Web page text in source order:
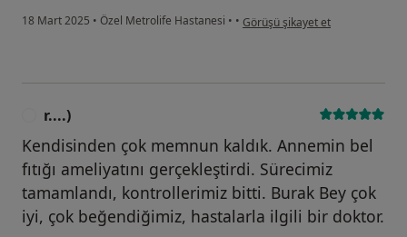
18 Mart 2025 • Özel Metrolife Hastanesi • • kullanıcının görüşüne göre h.....
Görüşü şikayet et
r....)
Kendisinden çok memnun kaldık. Annemin bel
fıtığı ameliyatını gerçekleştirdi. Sürecimiz
tamamlandı, kontrollerimiz bitti. Burak Bey çok
iyi, çok beğendiğimiz, hastalarla ilgili bir doktor.